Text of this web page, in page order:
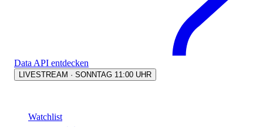
Data API entdecken
LIVESTREAM · SONNTAG 11:00 UHR
Watchlist